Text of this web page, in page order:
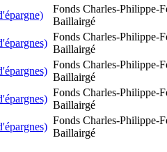
Fonds Charles-Philippe-
Baillairgé
Fonds Charles-Philippe-
Baillairgé
Fonds Charles-Philippe-
Baillairgé
Fonds Charles-Philippe-
Baillairgé
Fonds Charles-Philippe-
Baillairgé